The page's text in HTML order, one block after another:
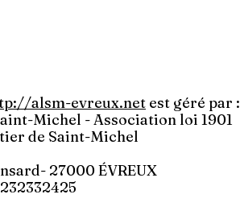
alsm-evreux.net est géré par :
Michel - Association loi 1901
de Saint-Michel
27000 ÉVREUX